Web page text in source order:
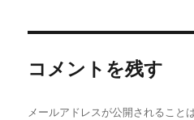
コメントを残す
メールアドレスが公開されること